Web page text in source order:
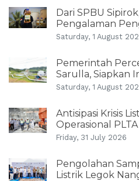
Dari SPBU
Pengalaman
Saturday, 1 August
Pemerintah
Sarulla, Siapkan
Saturday, 1 August
Antisipasi Krisis
Operasional
Friday, 31 July 2026
Pengolahan
Listrik Legok